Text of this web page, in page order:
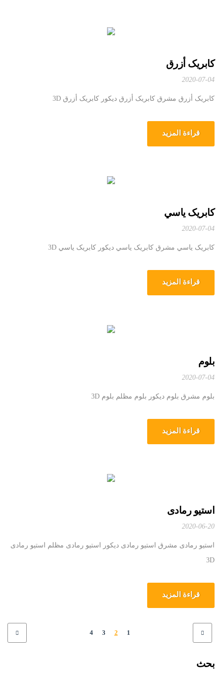
کابریک أزرق
2020-07-04
کابریک أزرق مشرق کابریک أزرق دیکور کابریک أزرق 3D
قراءة المزيد
کابریک ياسي
2020-07-04
کابریک ياسي مشرق کابریک ياسي دیکور کابریک ياسي 3D
قراءة المزيد
بلوم
2020-07-04
بلوم مشرق بلوم دیکور بلوم مظلم بلوم 3D
قراءة المزيد
استیو رمادی
2020-06-20
استیو رمادی مشرق استیو رمادی دیکور استیو رمادی مظلم استیو رمادی
3D
قراءة المزيد
1
2
3
4
بحث